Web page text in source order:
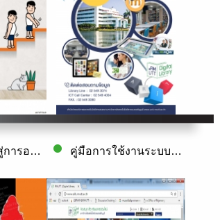
แรงบันดาลใจสู่การออกแบบแฟชั่น คู่มือการใช้งานระบบ Ditital Library